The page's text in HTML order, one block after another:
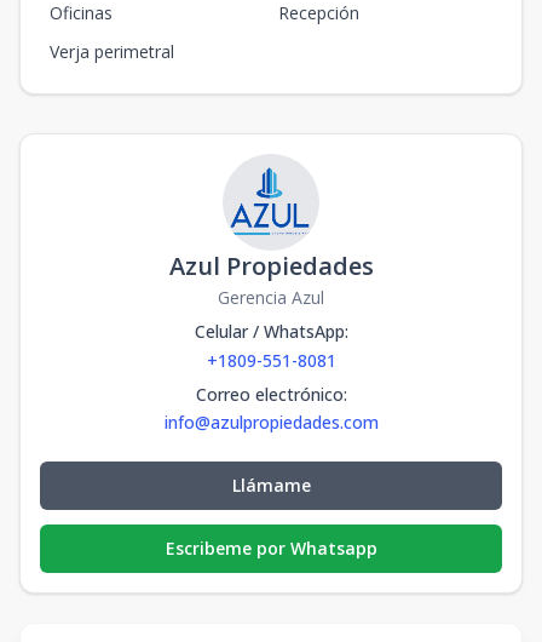
Oficinas
Recepción
Verja perimetral
Azul Propiedades
Gerencia Azul
Celular / WhatsApp:
+1809-551-8081
Correo electrónico:
info@azulpropiedades.com
Llámame
Escribeme por Whatsapp